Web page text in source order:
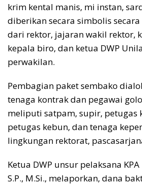
krim kental manis, mi instan,
diberikan secara simbolis
dari rektor, jajaran wakil rektor,
kepala biro, dan ketua DWP
perwakilan.
Pembagian paket sembako
tenaga kontrak dan pegawai
meliputi satpam, supir, petugas
petugas kebun, dan tenaga
lingkungan rektorat,
Ketua DWP unsur pelaksana
S.P., M.Si., melaporkan, dana